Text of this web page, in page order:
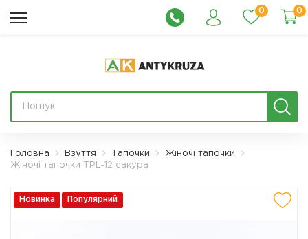
0 0
Головна Взуття Тапочки
Жіночі тапочки
Жіночі тапочки TPL-12 сакура
Новинка Популярний